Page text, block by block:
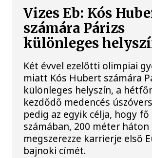
Vizes Eb: Kós
számára Párizs
különleges
Két évvel ezelőtti olimpiai
miatt Kós Hubert számára
különleges helyszín, a
kezdődő medencés
pedig az egyik célja, hogy fő
számában, 200 méter háton
megszerezze karrierje első
bajnoki címét.